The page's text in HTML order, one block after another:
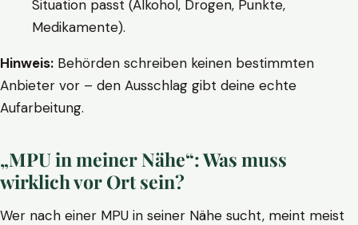
Situation passt (Alkohol, Drogen, Punkte,
Medikamente).
Hinweis: Behörden schreiben keinen bestimmten
Anbieter vor – den Ausschlag gibt deine echte
Aufarbeitung.
„MPU in meiner Nähe“: Was muss
wirklich vor Ort sein?
Wer nach einer MPU in seiner Nähe sucht, meint meist